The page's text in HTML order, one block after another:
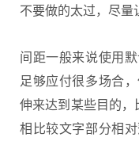
不要做的太过，尽量
间距一般来说使用
足够应付很多场合
伸来达到某些目的，
相比较文字部分相